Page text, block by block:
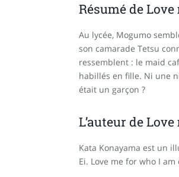
Résumé de
Au lycée, Mogumo
son camarade Tetsu
ressemblent : le maid
habillés en fille. Ni une
était un garçon ?
L’auteur de
Kata Konayama est un
Ei. Love me for who I